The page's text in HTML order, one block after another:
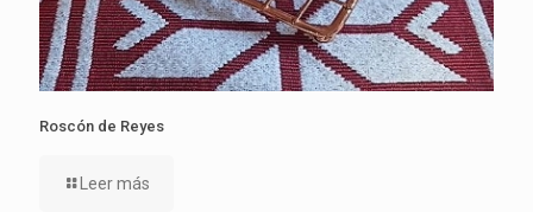
Roscón de Reyes
Leer más